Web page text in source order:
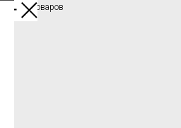
Каталог товаров